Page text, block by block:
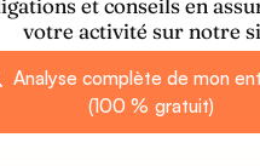
votre activité sur notre
Analyse complète de mon
(100 % gratuit)